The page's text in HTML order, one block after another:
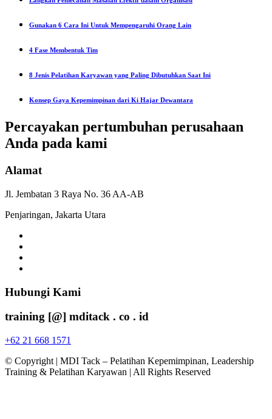
Gunakan 6 Cara Ini Untuk Mempengaruhi Orang Lain
4 Fase Membentuk Tim
8 Jenis Pelatihan Karyawan yang Paling Dibutuhkan Saat Ini
Konsep Gaya Kepemimpinan dari Ki Hajar Dewantara
Percayakan pertumbuhan perusahaan
Anda pada kami
Alamat
Jl. Jembatan 3 Raya No. 36 AA-AB
Penjaringan, Jakarta Utara
Hubungi Kami
training [@] mditack . co . id
+62 21 668 1571
© Copyright | MDI Tack – Pelatihan Kepemimpinan, Leadership
Training & Pelatihan Karyawan | All Rights Reserved